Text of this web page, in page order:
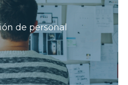
de personal